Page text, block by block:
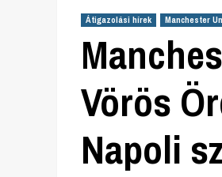
Átigazolási hírek Manchester
Vörös
Napoli